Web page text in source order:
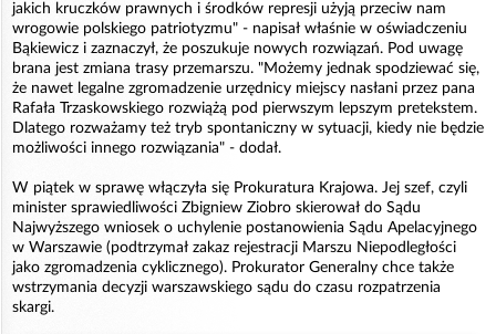
jakich kruczków prawnych i środków represji użyją przeciw nam
wrogowie polskiego patriotyzmu" - napisał właśnie w oświadczeniu
Bąkiewicz i zaznaczył, że poszukuje nowych rozwiązań. Pod uwagę
brana jest zmiana trasy przemarszu. "Możemy jednak spodziewać się,
że nawet legalne zgromadzenie urzędnicy miejscy nasłani przez pana
Rafała Trzaskowskiego rozwiążą pod pierwszym lepszym pretekstem.
Dlatego rozważamy też tryb spontaniczny w sytuacji, kiedy nie będzie
możliwości innego rozwiązania" - dodał.
W piątek w sprawę włączyła się Prokuratura Krajowa. Jej szef, czyli
minister sprawiedliwości Zbigniew Ziobro skierował do Sądu
Najwyższego wniosek o uchylenie postanowienia Sądu Apelacyjnego
w Warszawie (podtrzymał zakaz rejestracji Marszu Niepodległości
jako zgromadzenia cyklicznego). Prokurator Generalny chce także
wstrzymania decyzji warszawskiego sądu do czasu rozpatrzenia
skargi.